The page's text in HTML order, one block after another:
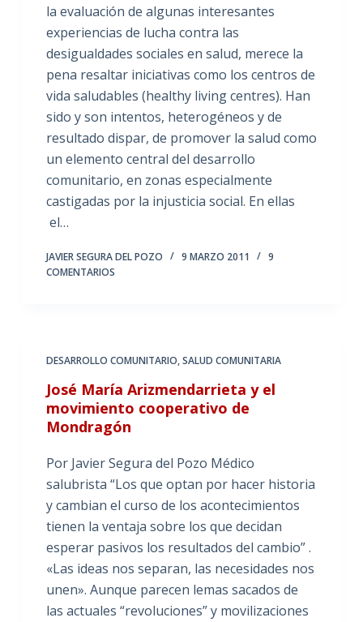
la evaluación de algunas interesantes
experiencias de lucha contra las
desigualdades sociales en salud, merece la
pena resaltar iniciativas como los centros de
vida saludables (healthy living centres). Han
sido y son intentos, heterogéneos y de
resultado dispar, de promover la salud como
un elemento central del desarrollo
comunitario, en zonas especialmente
castigadas por la injusticia social. En ellas
el…
JAVIER SEGURA DEL POZO 9 MARZO 2011
9
COMENTARIOS
DESARROLLO COMUNITARIO,SALUD COMUNITARIA
José María Arizmendarrieta y el
movimiento cooperativo de
Mondragón
Por Javier Segura del Pozo Médico
salubrista “Los que optan por hacer historia
y cambian el curso de los acontecimientos
tienen la ventaja sobre los que decidan
esperar pasivos los resultados del cambio” .
«Las ideas nos separan, las necesidades nos
unen». Aunque parecen lemas sacados de
las actuales “revoluciones” y movilizaciones